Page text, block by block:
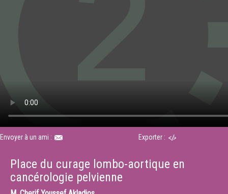
Envoyer à un ami : Exporter :
Place du curage lombo-aortique en
cancérologie pelvienne